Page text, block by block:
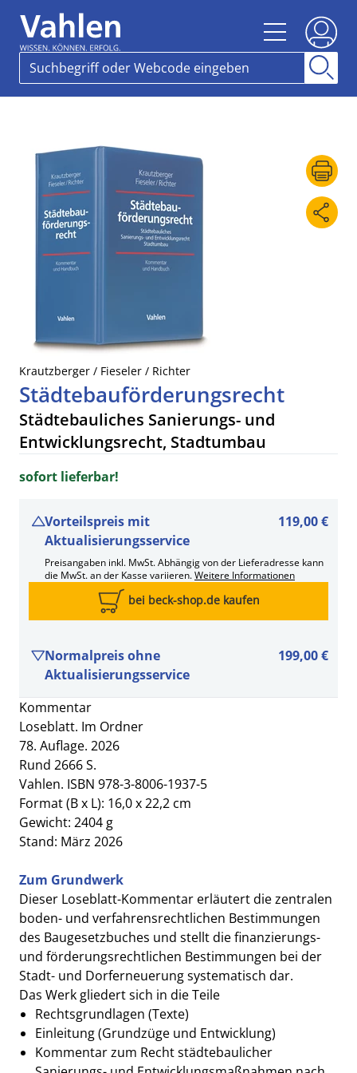
Krautzberger / Fieseler / Richter
Städtebauförderungsrecht
Städtebauliches Sanierungs- und
Entwicklungsrecht, Stadtumbau
Kommentar
Loseblatt. Im Ordner
78. Auflage. 2026
Rund 2666 S.
Vahlen. ISBN 978-3-8006-1937-5
Format (B x L): 16,0 x 22,2 cm
Gewicht: 2404 g
Stand: März 2026
Zum Grundwerk
Dieser Loseblatt-Kommentar erläutert die zentralen
boden- und verfahrensrechtlichen Bestimmungen
des Baugesetzbuches und stellt die finanzierungs-
und förderungsrechtlichen Bestimmungen bei der
Stadt- und Dorferneuerung systematisch dar.
Das Werk gliedert sich in die Teile
Rechtsgrundlagen (Texte)
Einleitung (Grundzüge und Entwicklung)
Kommentar zum Recht städtebaulicher
sofort lieferbar!
Vorteilspreis mit
Aktualisierungsservice
119,00 €
Preisangaben inkl. MwSt. Abhängig von der Lieferadresse kann
die MwSt. an der Kasse variieren.Weitere Informationen
bei beck-shop.de kaufen
Normalpreis ohne
Aktualisierungsservice
199,00 €